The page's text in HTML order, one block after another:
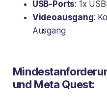
USB-Ports: 1x
Videoausgang:
Ausgang
und Meta Quest: